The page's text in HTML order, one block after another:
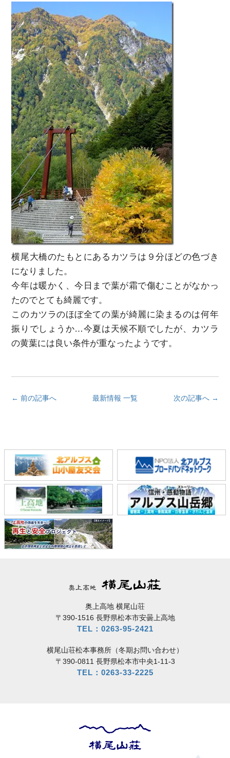
横尾大橋のたもとにあるカツラは９分ほどの色づき
になりました。
今年は暖かく、今日まで葉が霜で傷むことがなかっ
たのでとても綺麗です。
このカツラのほぼ全ての葉が綺麗に染まるのは何年
振りでしょうか…今夏は天候不順でしたが、カツラ
の黄葉には良い条件が重なったようです。
← 前の記事へ 次の記事へ →
最新情報 一覧
奥上高地 横尾山荘
〒390-1516 長野県松本市安曇上高地
TEL：0263-95-2421
横尾山荘松本事務所（冬期お問い合わせ）
〒390-0811 長野県松本市中央1-11-3
TEL：0263-33-2225